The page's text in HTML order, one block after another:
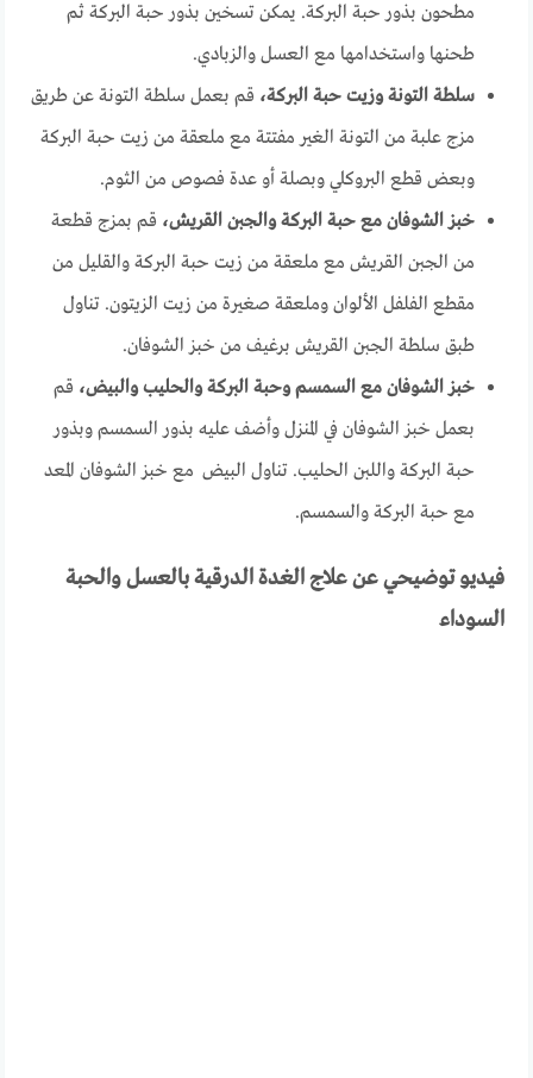
مطحون بذور حبة البركة. يمكن تسخين بذور حبة البركة ثم
طحنها واستخدامها مع العسل والزبادي.
سلطة التونة وزيت حبة البركة، قم بعمل سلطة التونة عن طريق
مزج علبة من التونة الغير مفتتة مع ملعقة من زيت حبة البركة
وبعض قطع البروكلي وبصلة أو عدة فصوص من الثوم.
خبز الشوفان مع حبة البركة والجبن القريش، قم بمزج قطعة
من الجبن القريش مع ملعقة من زيت حبة البركة والقليل من
مقطع الفلفل الألوان وملعقة صغيرة من زيت الزيتون. تناول
طبق سلطة الجبن القريش برغيف من خبز الشوفان.
خبز الشوفان مع السمسم وحبة البركة والحليب والبيض، قم
بعمل خبز الشوفان في المنزل وأضف عليه بذور السمسم وبذور
حبة البركة واللبن الحليب. تناول البيض مع خبز الشوفان المعد
مع حبة البركة والسمسم.
فيديو توضيحي عن علاج الغدة الدرقية بالعسل والحبة
السوداء